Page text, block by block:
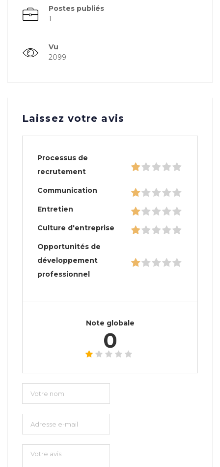
Postes publiés
1
Vu
2099
Laissez votre avis
Processus de
recrutement
Communication
Entretien
Culture d'entreprise
Opportunités de
développement
professionnel
Note globale
0